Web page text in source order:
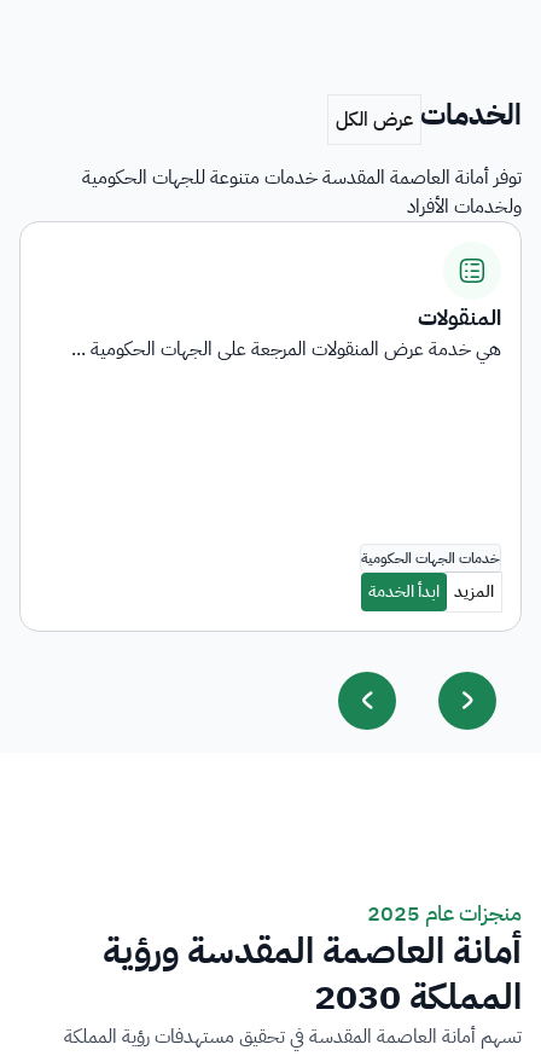
الخدمات
توفر أمانة العاصمة المقدسة خدمات متنوعة للجهات الحكومية
ولخدمات الأفراد
المنقولات
هي خدمة عرض المنقولات المرجعة على الجهات الحكومية ...
منجزات عام 2025
أمانة العاصمة المقدسة ورؤية
المملكة 2030
تسهم أمانة العاصمة المقدسة في تحقيق مستهدفات رؤية المملكة